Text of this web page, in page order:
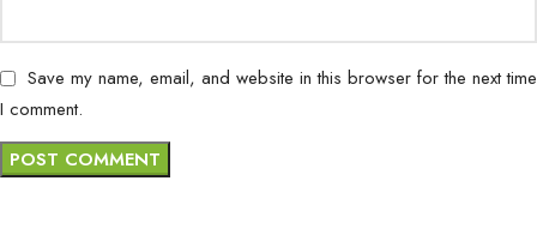
Save my name, email, and website in this browser for the next time
I comment.